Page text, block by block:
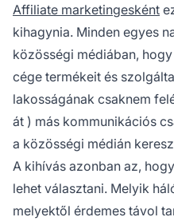
Affiliate marketingesként
kihagynia. Minden egyes
közösségi médiában,
cége termékeit és
lakosságának csaknem
át ) más kommunikációs
a közösségi médián
A kihívás azonban az,
lehet választani. Melyik
melyektől érdemes távol